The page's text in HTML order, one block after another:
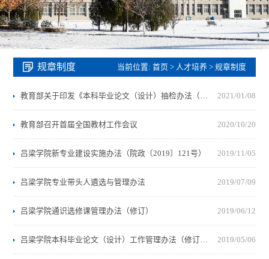
规章制度 当前位置: 首页 > 人才培养 > 规章制度
2021/01/08
教育部召开首届全国教材工作会议 2020/10/20
吕梁学院新专业建设实施办法（院政〔2019〕121号） 2019/11/05
吕梁学院专业带头人遴选与管理办法 2019/07/09
吕梁学院通识选修课管理办法（修订） 2019/06/12
2019/05/06